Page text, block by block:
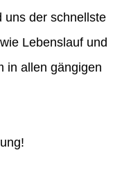
uns der schnellste
Lebenslauf und
in allen gängigen